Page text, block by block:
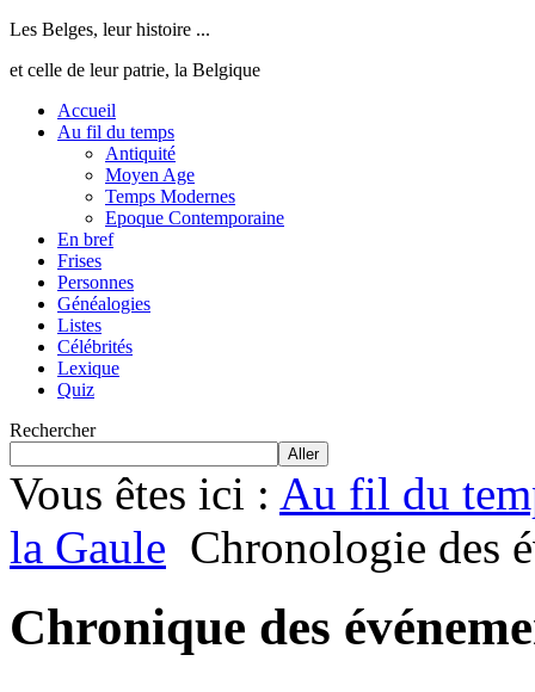
Les Belges, leur histoire ...
et celle de leur patrie, la Belgique
Accueil
Au fil du temps
Antiquité
Moyen Age
Temps Modernes
Epoque Contemporaine
En bref
Frises
Personnes
Généalogies
Listes
Célébrités
Lexique
Quiz
Rechercher
Aller
Vous êtes ici : Au fil du
la Gaule Chronologie des
Chronique des